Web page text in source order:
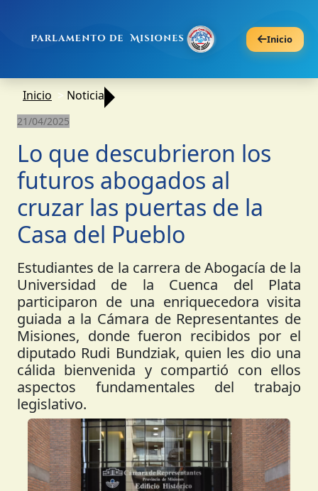
Inicio
Inicio Noticia
21/04/2025
Lo que descubrieron los
futuros abogados al
cruzar las puertas de la
Casa del Pueblo
Estudiantes de la carrera de Abogacía de la
Universidad de la Cuenca del Plata
participaron de una enriquecedora visita
guiada a la Cámara de Representantes de
Misiones, donde fueron recibidos por el
diputado Rudi Bundziak, quien les dio una
cálida bienvenida y compartió con ellos
aspectos fundamentales del trabajo
legislativo.